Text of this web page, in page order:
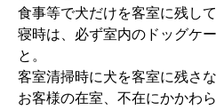
食事等で犬だけを客室に残し
寝時は、必ず室内のドッグケ
と。
客室清掃時に犬を客室に残さな
お客様の在室、不在にかかわ